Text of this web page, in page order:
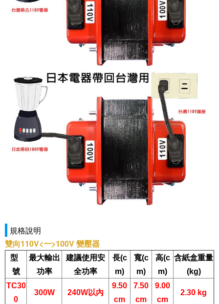
規格說明
雙向110V<一>100V 變壓器
型
號
最大輸出
功率
建議使用安
全功率
長(c
m)
寬(c
m)
高(c
m)
含紙盒重量
(kg)
TC30
0
300W 240W以內
9.50
cm
7.50
cm
9.00
cm
2.30 kg